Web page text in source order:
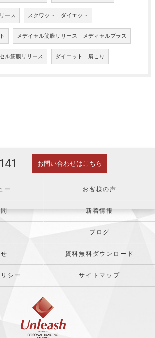
ース スクワット ダイエット
メデイセル筋膜リリース メディセルプラス
ル筋膜リリース ダイエット 肩こり
お問い合わせはこちら
ー お客様の声
新着情報
ブログ
資料無料ダウンロード
シー サイトマップ